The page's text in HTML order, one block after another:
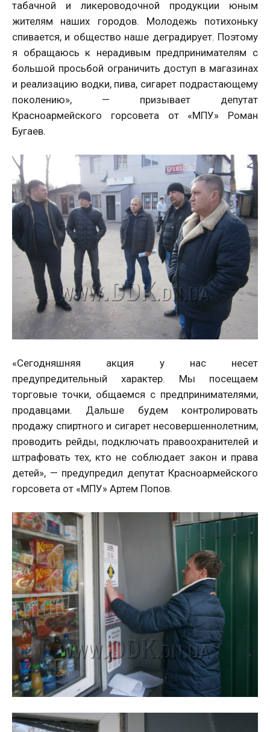
табачной и ликероводочной продукции юным
жителям наших городов. Молодежь потихоньку
спивается, и общество наше деградирует. Поэтому
я обращаюсь к нерадивым предпринимателям с
большой просьбой ограничить доступ в магазинах
и реализацию водки, пива, сигарет подрастающему
поколению», — призывает депутат
Красноармейского горсовета от «МПУ» Роман
Бугаев.
«Сегодняшняя акция у нас несет
предупредительный характер. Мы посещаем
торговые точки, общаемся с предпринимателями,
продавцами. Дальше будем контролировать
продажу спиртного и сигарет несовершеннолетним,
проводить рейды, подключать правоохранителей и
штрафовать тех, кто не соблюдает закон и права
детей», — предупредил депутат Красноармейского
горсовета от «МПУ» Артем Попов.